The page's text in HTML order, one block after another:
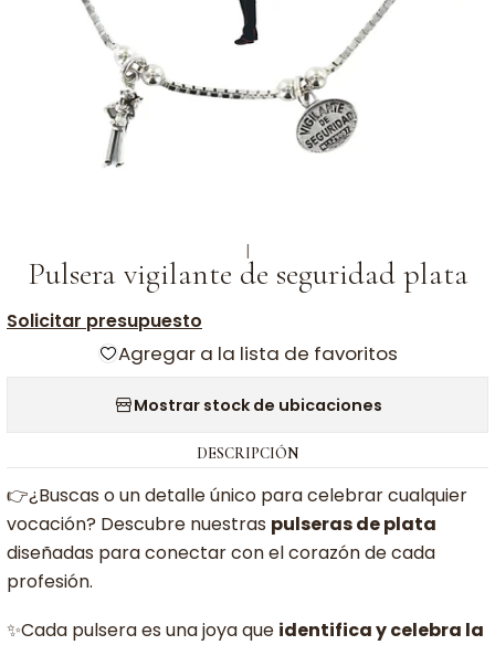
|
Pulsera vigilante de seguridad plata
Solicitar presupuesto
Agregar a la lista de favoritos
Mostrar stock de ubicaciones
DESCRIPCIÓN
👉¿Buscas o un detalle único para celebrar cualquier
vocación? Descubre nuestras pulseras de plata
diseñadas para conectar con el corazón de cada
profesión.
✨Cada pulsera es una joya que identifica y celebra la